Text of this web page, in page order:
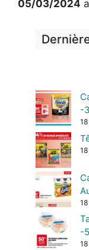
05/03/2024
-
-